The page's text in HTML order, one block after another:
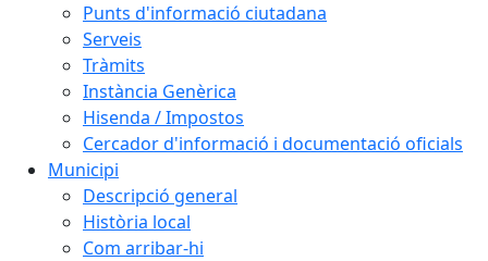
Punts d'informació ciutadana
Serveis
Tràmits
Instància Genèrica
Hisenda / Impostos
Cercador d'informació i documentació oficials
Municipi
Descripció general
Història local
Com arribar-hi